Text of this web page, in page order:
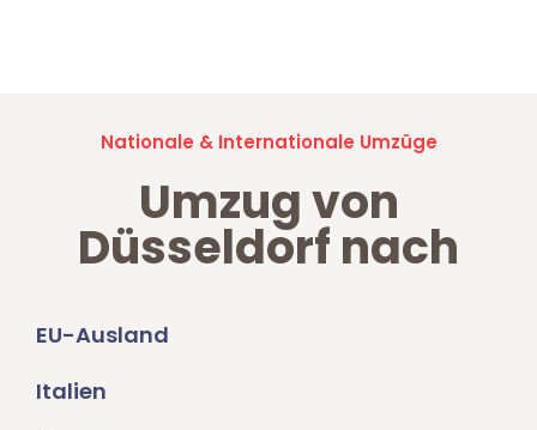
Nationale & Internationale Umzüge
Umzug von
Düsseldorf nach
EU-Ausland
Italien